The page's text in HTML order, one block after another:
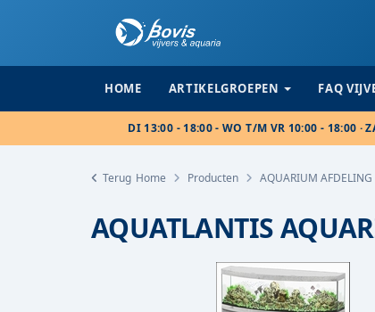
HOME ARTIKELGROEPEN FAQ
DI 13:00 - 18:00 - WO T/M VR 10:00 - 18:00 ·
Terug Home Producten AQUARIUM AFDELING
AQUATLANTIS